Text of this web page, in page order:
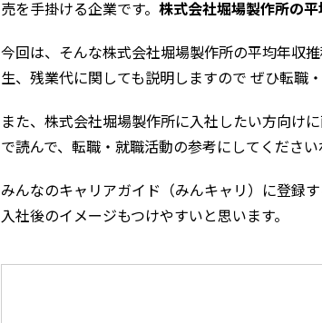
売を手掛ける企業です。 株式会社堀場製作所の
今回は、そんな株式会社堀場製作所の平均年収
生、残業代に関しても説明しますので ぜひ転職
また、株式会社堀場製作所に入社したい方向け
で読んで、転職・就職活動の参考にしてください
みんなのキャリアガイド（みんキャリ）に登録
入社後のイメージもつけやすいと思います。